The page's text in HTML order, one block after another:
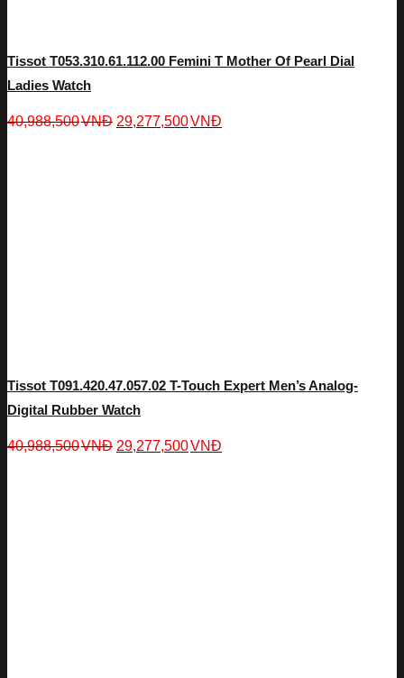
Tissot T053.310.61.112.00 Femini T Mother Of Pearl Dial
Ladies Watch
40,988,500VNĐ 29,277,500VNĐ
Tissot T091.420.47.057.02 T-Touch Expert Men’s Analog-
Digital Rubber Watch
40,988,500VNĐ 29,277,500VNĐ